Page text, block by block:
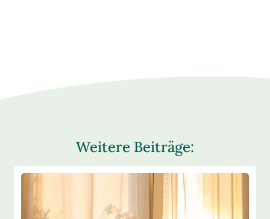
Weitere Beiträge: